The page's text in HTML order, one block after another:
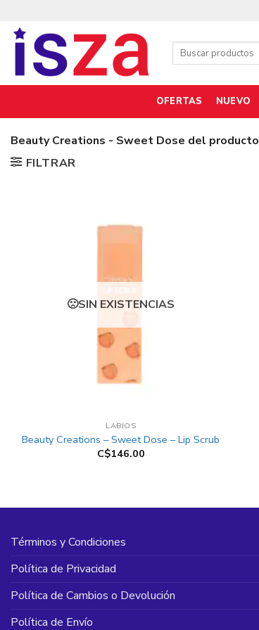
contenido
Buscar
OFERTAS NUEVO
Beauty Creations - Sweet Dose del producto
FILTRAR
SIN EXISTENCIAS
LABIOS
Beauty Creations – Sweet Dose – Lip Scrub
C$146.00
Términos y Condiciones
Política de Privacidad
Política de Cambios o Devolución
Política de Envío